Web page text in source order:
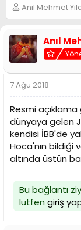
K
o
u
y
u
B
a
ş
a
t
a
n
Anıl Mehmet
Anıl
7 Ağu 2018
Resmi
dünyaya gelen
kendisi İBB'de
Hoca'nın bildiği
altında üstün
Bu bağlantı
lütfen giriş